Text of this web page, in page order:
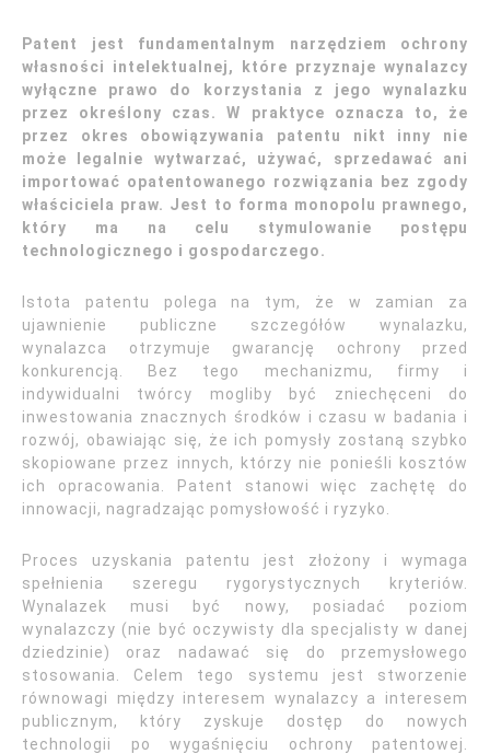
Patent jest fundamentalnym narzędziem ochrony
własności intelektualnej, które przyznaje wynalazcy
wyłączne prawo do korzystania z jego wynalazku
przez określony czas. W praktyce oznacza to, że
przez okres obowiązywania patentu nikt inny nie
może legalnie wytwarzać, używać, sprzedawać ani
importować opatentowanego rozwiązania bez zgody
właściciela praw. Jest to forma monopolu prawnego,
który ma na celu stymulowanie postępu
technologicznego i gospodarczego.
Istota patentu polega na tym, że w zamian za
ujawnienie publiczne szczegółów wynalazku,
wynalazca otrzymuje gwarancję ochrony przed
konkurencją. Bez tego mechanizmu, firmy i
indywidualni twórcy mogliby być zniechęceni do
inwestowania znacznych środków i czasu w badania i
rozwój, obawiając się, że ich pomysły zostaną szybko
skopiowane przez innych, którzy nie ponieśli kosztów
ich opracowania. Patent stanowi więc zachętę do
innowacji, nagradzając pomysłowość i ryzyko.
Proces uzyskania patentu jest złożony i wymaga
spełnienia szeregu rygorystycznych kryteriów.
Wynalazek musi być nowy, posiadać poziom
wynalazczy (nie być oczywisty dla specjalisty w danej
dziedzinie) oraz nadawać się do przemysłowego
stosowania. Celem tego systemu jest stworzenie
równowagi między interesem wynalazcy a interesem
publicznym, który zyskuje dostęp do nowych
technologii po wygaśnięciu ochrony patentowej.